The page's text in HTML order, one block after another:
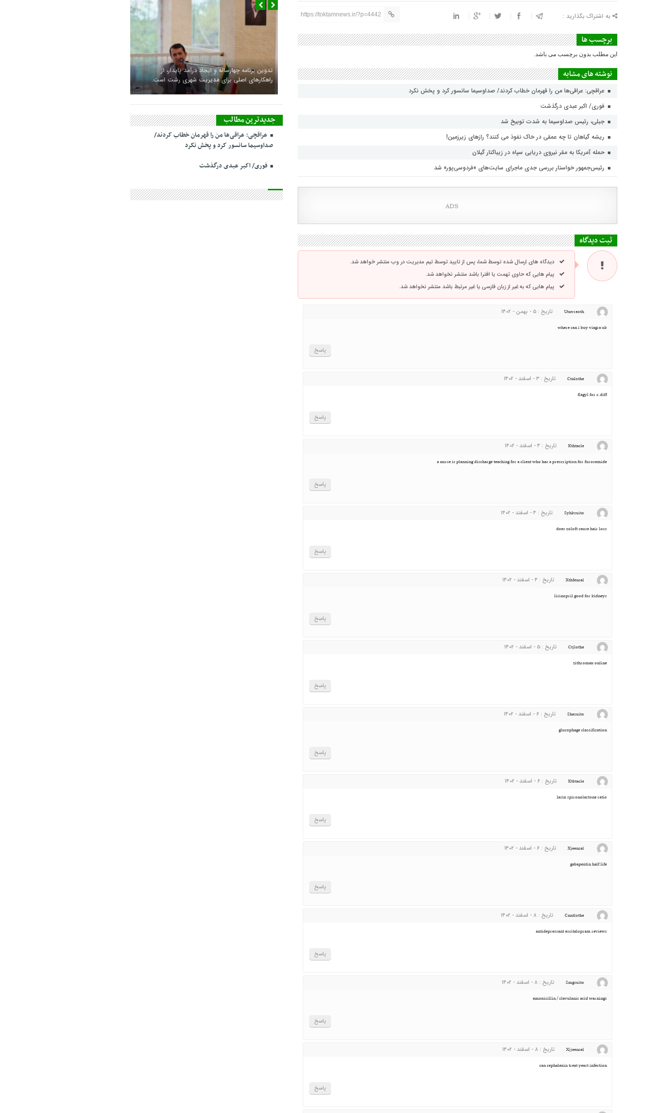
به اشتراک بگذارید : https://toktamnews.ir/?p=4442
برچسب ها
این مطلب بدون برچسب می باشد.
نوشته های مشابه
عراقچی: عراقی‌ها من را قهرمان خطاب کردند/ صداوسیما سانسور کرد و پخش نکرد
فوری/ اکبر عبدی درگذشت
جبلی، رئیس صداوسیما به شدت توبیخ شد
ریشه گیاهان تا چه عمقی در خاک نفوذ می کنند؟ رازهای زیرزمین!
حمله آمریکا به مقر نیروی دریایی سپاه در زیباکنار گیلان
رئیس‌جمهور خواستار بررسی جدی ماجرای سایت‌های «فردوسی‌پور» شد
ثبت دیدگاه
دیدگاه های ارسال شده توسط شما، پس از تایید توسط تیم مدیریت در وب منتشر خواهد شد.
پیام هایی که حاوی تهمت یا افترا باشد منتشر نخواهد شد.
پیام هایی که به غیر از زبان فارسی یا غیر مرتبط باشد منتشر نخواهد شد.
Utnvreoth تاریخ : ۵ - بهمن - ۱۴۰۲
where can i buy viagra uk
پاسخ
Ctnlothe تاریخ : ۳ - اسفند - ۱۴۰۲
flagyl for c.diff
پاسخ
Kthtacle تاریخ : ۴ - اسفند - ۱۴۰۲
a nurse is planning discharge teaching for a client who has a prescription for furosemide
پاسخ
Syhksuito تاریخ : ۴ - اسفند - ۱۴۰۲
does zoloft cause hair loss
پاسخ
Xthfencal تاریخ : ۴ - اسفند - ۱۴۰۲
lisinopril good for kidneys
پاسخ
Ctjlothe تاریخ : ۵ - اسفند - ۱۴۰۲
zithromax online
پاسخ
Shesuito تاریخ : ۶ - اسفند - ۱۴۰۲
glucophage classification
پاسخ
Ktbtacle تاریخ : ۶ - اسفند - ۱۴۰۲
lasix spironolactone ratio
پاسخ
Xjeencal تاریخ : ۶ - اسفند - ۱۴۰۲
gabapentin half life
پاسخ
Cnntlothe تاریخ : ۸ - اسفند - ۱۴۰۲
antidepressant escitalopram reviews
پاسخ
Smgsuito تاریخ : ۸ - اسفند - ۱۴۰۲
amoxicillin / clavulanic acid warnings
پاسخ
Xjjeencal تاریخ : ۸ - اسفند - ۱۴۰۲
can cephalexin treat yeast infection
پاسخ
تدوین برنامه چهارساله و ایجاد درآمد پایدار، از
راهکارهای اصلی برای مدیریت شهری رشت است.
جدیدترین مطالب
عراقچی: عراقی‌ها من را قهرمان خطاب کردند/
صداوسیما سانسور کرد و پخش نکرد
فوری/ اکبر عبدی درگذشت